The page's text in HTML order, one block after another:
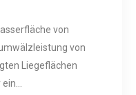
von
von
Liegeflächen